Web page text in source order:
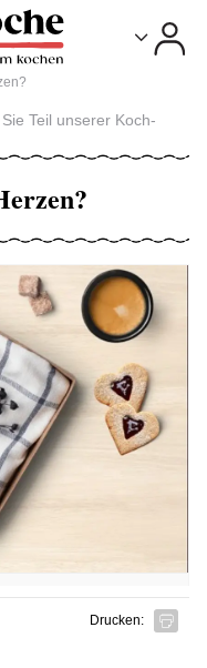
Teil unserer Koch-
Drucken: